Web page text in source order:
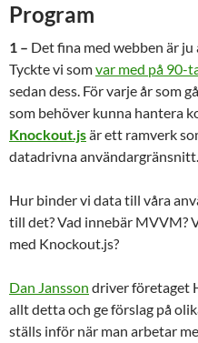
Program
1 – Det fina med webben är
Tyckte vi somvar med på 90-
sedan dess. För varje år som
som behöver kunna hantera
Knockout.jsär ett ramverk
datadrivna användargränsnitt.
Hur binder vi data till våra
till det? Vad innebär MVVM?
med Knockout.js?
Dan Jansson driver företaget
allt detta och ge förslag på
ställs inför när man arbetar